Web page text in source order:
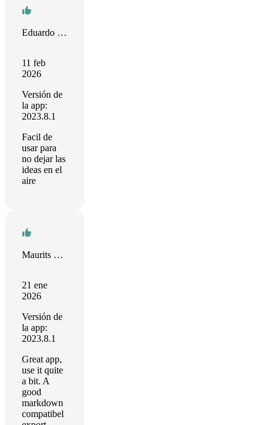
Eduardo Rivera
11 feb
2026
Versión de
la app:
2023.8.1
Facil de
usar para
no dejar las
ideas en el
aire
Maurits Doorn
21 ene
2026
Versión de
la app:
2023.8.1
Great app,
use it quite
a bit. A
good
markdown
compatibel